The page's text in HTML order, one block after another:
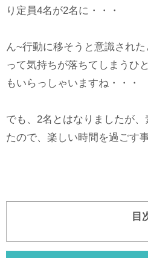
り定員4名が2名に・・・
ん~行動に移そうと意識され
って気持ちが落ちてしまうひ
もいらっしゃいますね・・・
でも、2名とはなりましたが
たので、楽しい時間を過ごす
目